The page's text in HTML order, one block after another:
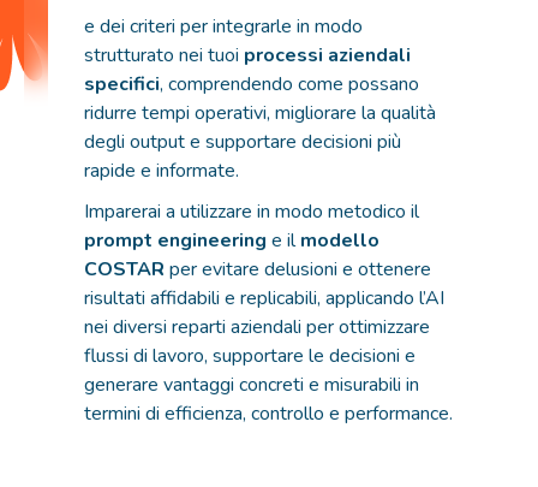
e dei criteri per integrarle in modo
strutturato nei tuoi processi aziendali
specifici, comprendendo come possano
ridurre tempi operativi, migliorare la qualità
degli output e supportare decisioni più
rapide e informate.
Imparerai a utilizzare in modo metodico il
prompt engineering e ilmodello
COSTAR per evitare delusioni e ottenere
risultati affidabili e replicabili, applicando l’AI
nei diversi reparti aziendali per ottimizzare
flussi di lavoro, supportare le decisioni e
generare vantaggi concreti e misurabili in
termini di efficienza, controllo e performance.